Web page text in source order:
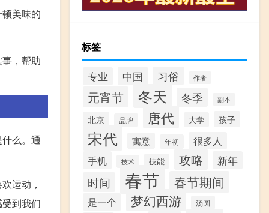
美味的
，帮助
么。通
运动，
到我们
标签
专业 中国 习俗 作者
元宵节 冬天 冬季 副本
北京 品牌 唐代 大学 孩子
宋代 寓意 年初 很多人
手机 技术 技能 攻略 新年
时间 春节 春节期间
是一个 梦幻西游 汤圆